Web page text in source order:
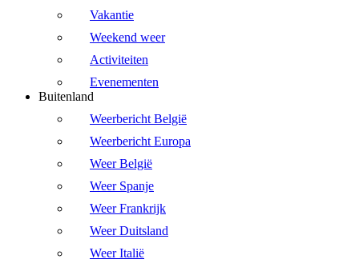
Vakantie
Weekend weer
Activiteiten
Evenementen
Buitenland
Weerbericht België
Weerbericht Europa
Weer België
Weer Spanje
Weer Frankrijk
Weer Duitsland
Weer Italië